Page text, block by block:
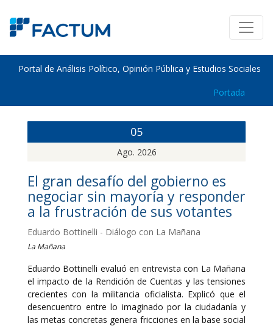
Portal de Análisis Político, Opinión Pública y Estudios Sociales
Portada
05
Ago. 2026
El gran desafío del gobierno es
negociar sin mayoría y responder
a la frustración de sus votantes
Eduardo Bottinelli - Diálogo con La Mañana
La Mañana
Eduardo Bottinelli evaluó en entrevista con La Mañana
el impacto de la Rendición de Cuentas y las tensiones
crecientes con la militancia oficialista. Explicó que el
desencuentro entre lo imaginado por la ciudadanía y
las metas concretas genera fricciones en la base social